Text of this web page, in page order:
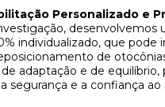
Personalizado e
desenvolvemos
individualizado, que pode
de
adaptação e de equilíbrio,
segurança e a confiança ao